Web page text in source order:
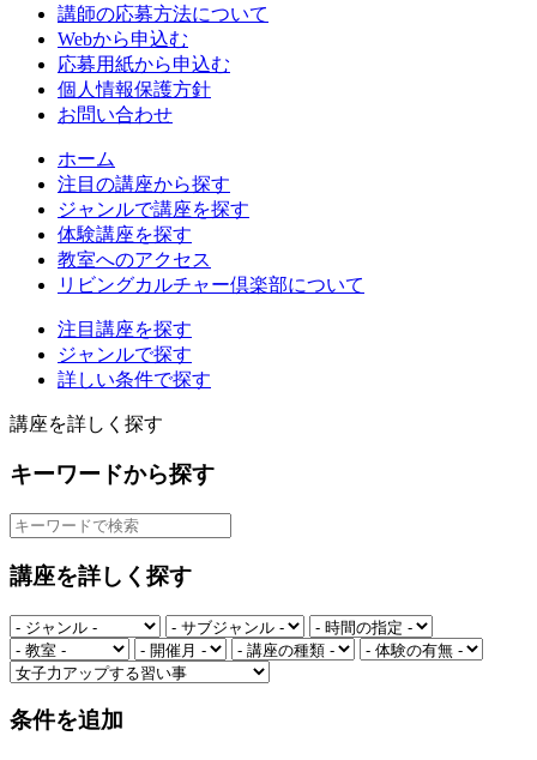
講師の応募方法について
Webから申込む
応募用紙から申込む
個人情報保護方針
お問い合わせ
ホーム
注目の講座から探す
ジャンルで講座を探す
体験講座を探す
教室へのアクセス
リビングカルチャー倶楽部について
注目講座を探す
ジャンルで探す
詳しい条件で探す
講座を詳しく探す
キーワードから探す
講座を詳しく探す
条件を追加